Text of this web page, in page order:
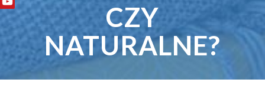
CZY
NATURALNE?